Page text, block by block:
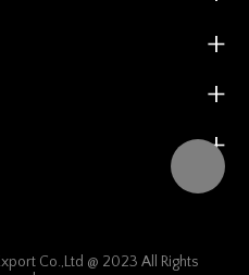
Co.,Ltd @ 2023 All Rights